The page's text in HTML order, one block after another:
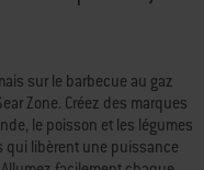
sur le barbecue au gaz
Zone. Créez des marques
le poisson et les légumes
qui libèrent une puissance